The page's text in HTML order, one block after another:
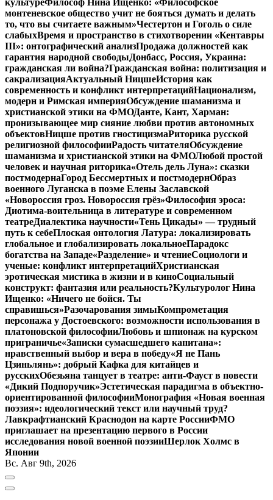
культуреФилософ Нина Ищенко: «Философское
монтеневское общество учит не бояться думать и делать
то, что вы считаете важным»Честертон и Гоголь о силе
слабыхВремя и пространство в стихотворении «Кентавры
III»: онтографический анализПродажа должностей как
гарантия народной свободыДонбасс, Россия, Украина:
гражданская ли война?Гражданская война: политизация и
сакрализацияАктуальный НицшеИстория как
современность и конфликт интерпретацийНационализм,
модерн и Римская империяОбсуждение шаманизма и
христианской этики на ФМОДанте, Кант, Харман:
пронизывающее мир сияние любви против автономных
объектовНицше против гностицизмаРиторика русской
религиозной философииРадость читателяОбсуждение
шаманизма и христианской этики на ФМОЛюбой простой
человек и научная риторика«Отель дель Луна»: сказки
постмодернаГород Бессмертных и постмодернОбраз
военного Луганска в поэме Елены Заславской
«Новороссия гроз. Новороссия грёз»Философия эроса:
Диотима-воительница в литературе и современном
театреДиалектика научности«Тень Цикады» — трудный
путь к себеПлоская онтология Латура: локализировать
глобальное и глобализировать локальноеПарадокс
богатства на Западе«Разделение» и чтениеСоциологи и
ученые: конфликт интерпретацийХристианская
эротическая мистика в жизни и в киноСоциальный
конструкт: фантазия или реальность?Культуролог Нина
Ищенко: «Ничего не бойся. Ты
справишься»Разочарования зимыКомпрометация
персонажа у Достоевского: возможности использования в
платоновской философииЛюбовь и шпионаж на курском
приграничье«Записки сумасшедшего капитана»:
нравственный выбор и вера в победу«Я не Пань
Цзиньлянь»: добрый Кафка для китайцев и
русскихОбезьяна танцует в театре: анти-Фауст в повести
«Дикий Подпоручик»Эстетическая парадигма в объектно-
ориентированной философииМонография «Новая военная
поэзия»: идеологический текст или научный труд?
Лавкрафтианский Краснодон на карте РоссииФМО
приглашает на презентацию первого в России
исследования новой военной поэзииШерлок Холмс в
Японии
Вс. Авг 9th, 2026